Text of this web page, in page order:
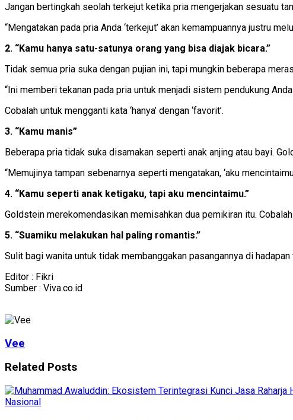
Jangan bertingkah seolah terkejut ketika pria mengerjakan sesuatu
“Mengatakan pada pria Anda ‘terkejut’ akan kemampuannya justru
2. “Kamu hanya satu-satunya orang yang bisa diajak bicara.”
Tidak semua pria suka dengan pujian ini, tapi mungkin beberapa
“Ini memberi tekanan pada pria untuk menjadi sistem pendukung
Cobalah untuk mengganti kata ‘hanya’ dengan ‘favorit’.
3. “Kamu manis”
Beberapa pria tidak suka disamakan seperti anak anjing atau bayi.
“Memujinya tampan sebenarnya seperti mengatakan, ‘aku
4. “Kamu seperti anak ketigaku, tapi aku mencintaimu.”
Goldstein merekomendasikan memisahkan dua pemikiran itu.
5. “Suamiku melakukan hal paling romantis.”
Sulit bagi wanita untuk tidak membanggakan pasangannya di
Editor : Fikri
Sumber : Viva.co.id
Vee
Related Posts
Nasional